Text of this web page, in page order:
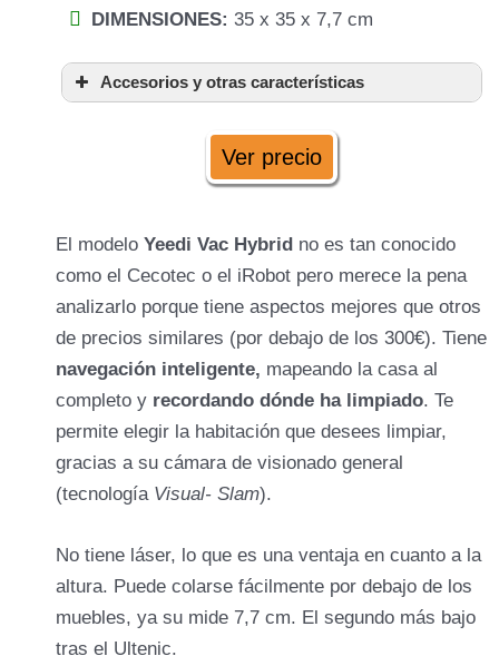
DIMENSIONES: 35 x 35 x 7,7 cm
Accesorios y otras características
Accesorios:
Ver precio
El modelo Yeedi Vac Hybrid no es tan conocido
como el Cecotec o el iRobot pero merece la pena
analizarlo porque tiene aspectos mejores que otros
de precios similares (por debajo de los 300€). Tiene
navegación inteligente, mapeando la casa al
completo y recordando dónde ha limpiado. Te
permite elegir la habitación que desees limpiar,
gracias a su cámara de visionado general
(tecnología Visual- Slam).
No tiene láser, lo que es una ventaja en cuanto a la
altura. Puede colarse fácilmente por debajo de los
muebles, ya su mide 7,7 cm. El segundo más bajo
tras el Ultenic.